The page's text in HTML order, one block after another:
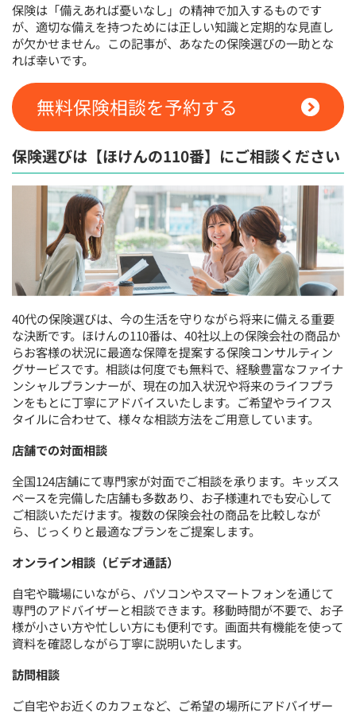
保険は「備えあれば憂いなし」の精神で加入するものです
が、適切な備えを持つためには正しい知識と定期的な見直し
が欠かせません。この記事が、あなたの保険選びの一助とな
れば幸いです。
無料保険相談を予約する
保険選びは【ほけんの110番】にご相談ください
40代の保険選びは、今の生活を守りながら将来に備える重要
な決断です。ほけんの110番は、40社以上の保険会社の商品か
らお客様の状況に最適な保障を提案する保険コンサルティン
グサービスです。相談は何度でも無料で、経験豊富なファイナ
ンシャルプランナーが、現在の加入状況や将来のライフプラ
ンをもとに丁寧にアドバイスいたします。ご希望やライフス
タイルに合わせて、様々な相談方法をご用意しています。
店舗での対面相談
全国124店舗にて専門家が対面でご相談を承ります。キッズス
ペースを完備した店舗も多数あり、お子様連れでも安心して
ご相談いただけます。複数の保険会社の商品を比較しなが
ら、じっくりと最適なプランをご提案します。
オンライン相談（ビデオ通話）
自宅や職場にいながら、パソコンやスマートフォンを通じて
専門のアドバイザーと相談できます。移動時間が不要で、お子
様が小さい方や忙しい方にも便利です。画面共有機能を使って
資料を確認しながら丁寧に説明いたします。
訪問相談
ご自宅やお近くのカフェなど、ご希望の場所にアドバイザー